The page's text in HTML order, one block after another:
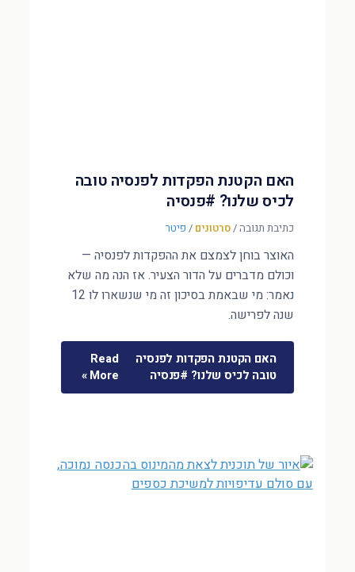
האם הקטנת הפקדות לפנסיה טובה
לכיס שלנו? #פנסיה
כתיבת תגובה/סרטונים / פיטר
האוצר בוחן לצמצם את ההפקדות לפנסיה —
וכולם מדברים על הדור הצעיר. אז הנה מה שלא
נאמר: מי שבאמת בסיכון זה מי שנשארו לו 12
שנה לפרישה.
האם הקטנת הפקדות לפנסיה
טובה לכיס שלנו? #פנסיה
Read
More »